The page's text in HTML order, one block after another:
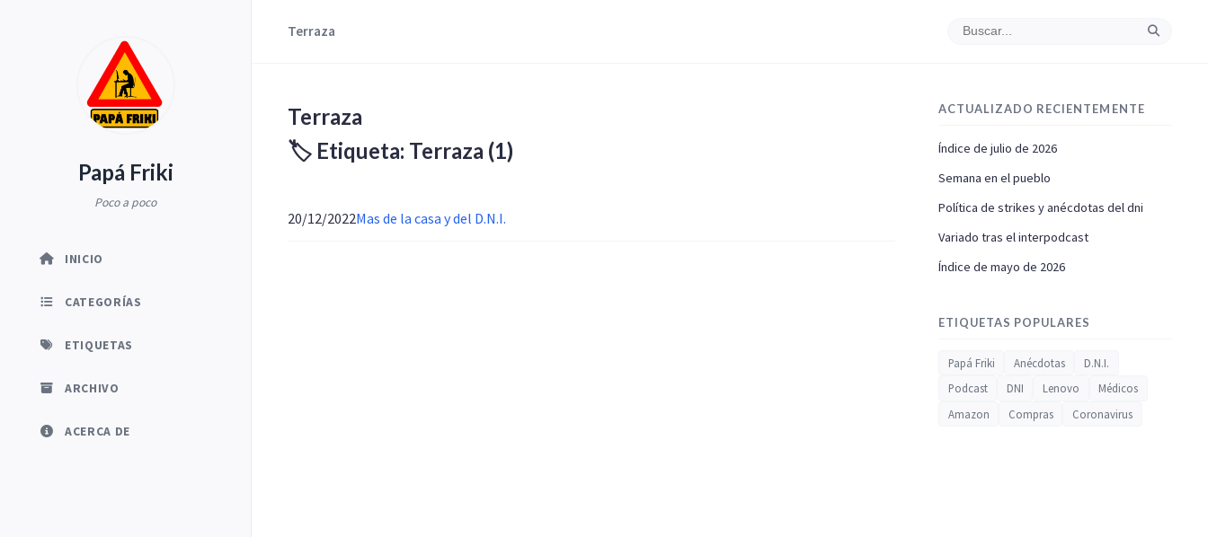
Papá Friki
Poco a poco
INICIO
CATEGORÍAS
ETIQUETAS
ARCHIVO
ACERCA DE
Terraza
Terraza
🏷️ Etiqueta: Terraza (1)
20/12/2022Mas de la casa y del D.N.I.
ACTUALIZADO RECIENTEMENTE
Índice de julio de 2026
Semana en el pueblo
Política de strikes y anécdotas del dni
Variado tras el interpodcast
Índice de mayo de 2026
ETIQUETAS POPULARES
Papá Friki Anécdotas
D.N.I.
Podcast
DNI Lenovo
Médicos
Amazon
Compras Coronavirus